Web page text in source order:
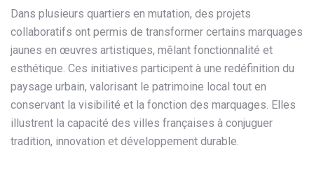
Dans plusieurs quartiers en mutation, des projets
collaboratifs ont permis de transformer certains marquages
jaunes en œuvres artistiques, mêlant fonctionnalité et
esthétique. Ces initiatives participent à une redéfinition du
paysage urbain, valorisant le patrimoine local tout en
conservant la visibilité et la fonction des marquages. Elles
illustrent la capacité des villes françaises à conjuguer
tradition, innovation et développement durable.